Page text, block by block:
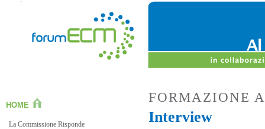
HOME
La Commissione Risponde
FORMAZIONE
Interview